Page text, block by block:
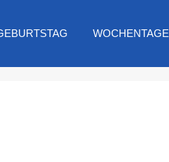
WOCHENTAGE